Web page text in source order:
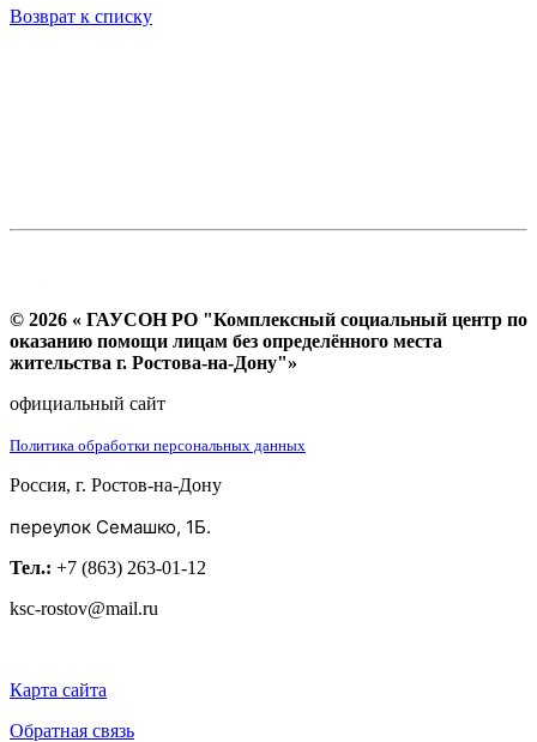
Возврат к списку
© 2026 « ГАУСОН РО "Комплексный социальный центр по
оказанию помощи лицам без определённого места
жительства г. Ростова-на-Дону"»
официальный сайт
Политика обработки персональных данных
Россия, г. Ростов-на-Дону
переулок Семашко, 1Б.
Тел.: +7 (863) 263-01-12
ksc-rostov@mail.ru
Карта сайта
Обратная связь